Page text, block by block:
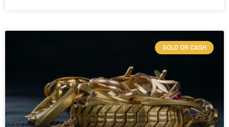
GOLD OR CASH